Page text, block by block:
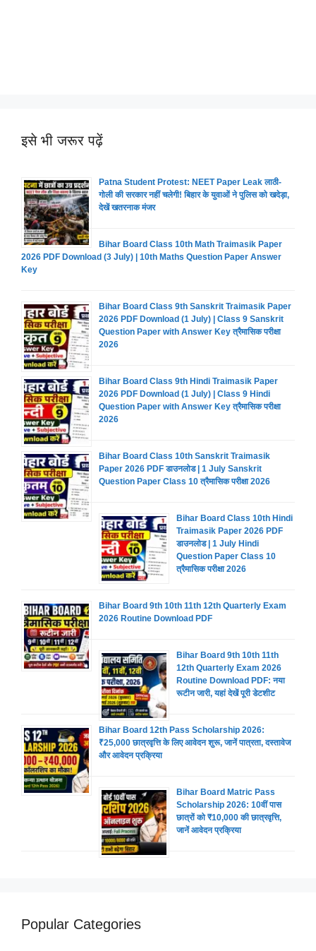
इसे भी जरूर पढ़ें
Patna Student Protest: NEET Paper Leak लाठी-
गोली की सरकार नहीं चलेगी! बिहार के युवाओं ने पुलिस को खदेड़ा,
देखें खतरनाक मंजर
Bihar Board Class 10th Math Traimasik Paper
2026 PDF Download (3 July) | 10th Maths Question Paper Answer
Key
Bihar Board Class 9th Sanskrit Traimasik Paper
2026 PDF Download (1 July) | Class 9 Sanskrit
Question Paper with Answer Key त्रैमासिक परीक्षा
2026
Bihar Board Class 9th Hindi Traimasik Paper
2026 PDF Download (1 July) | Class 9 Hindi
Question Paper with Answer Key त्रैमासिक परीक्षा
2026
Bihar Board Class 10th Sanskrit Traimasik
Paper 2026 PDF डाउनलोड | 1 July Sanskrit
Question Paper Class 10 त्रैमासिक परीक्षा 2026
Bihar Board Class 10th Hindi
Traimasik Paper 2026 PDF
डाउनलोड | 1 July Hindi
Question Paper Class 10
त्रैमासिक परीक्षा 2026
Bihar Board 9th 10th 11th 12th Quarterly Exam
2026 Routine Download PDF
Bihar Board 9th 10th 11th
12th Quarterly Exam 2026
Routine Download PDF: नया
रूटीन जारी, यहां देखें पूरी डेटशीट
Bihar Board 12th Pass Scholarship 2026:
₹25,000 छात्रवृत्ति के लिए आवेदन शुरू, जानें पात्रता, दस्तावेज
और आवेदन प्रक्रिया
Bihar Board Matric Pass
Scholarship 2026: 10वीं पास
छात्रों को ₹10,000 की छात्रवृत्ति,
जानें आवेदन प्रक्रिया
Popular Categories